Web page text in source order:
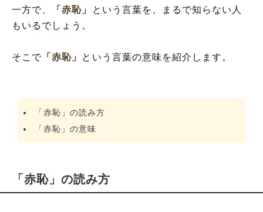
一方で、 「赤恥」
という言葉を、まるで知らない人
もいるでしょう。
そこで 「赤恥」 という言葉の意味を紹介します。
「赤恥」の読み方
「赤恥」の意味
「赤恥」の読み方